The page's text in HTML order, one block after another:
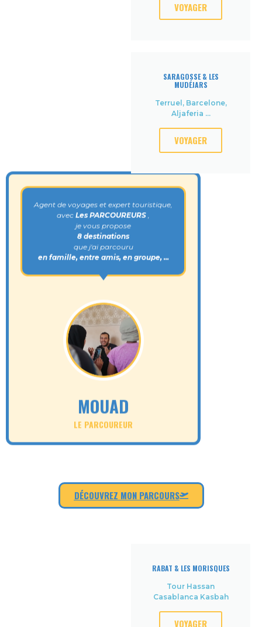
VOYAGER
SARAGOSSE & LES
MUDÉJARS
Terruel, Barcelone,
Aljaferia ...
VOYAGER
Agent de voyages et expert touristique,
avec Les PARCOUREURS ,
je vous propose
8 destinations
que j'ai parcouru
en famille, entre amis, en groupe, ...
MOUAD
LE PARCOUREUR
DÉCOUVREZ MON PARCOURS
RABAT & LES MORISQUES
Tour Hassan
Casablanca Kasbah
VOYAGER